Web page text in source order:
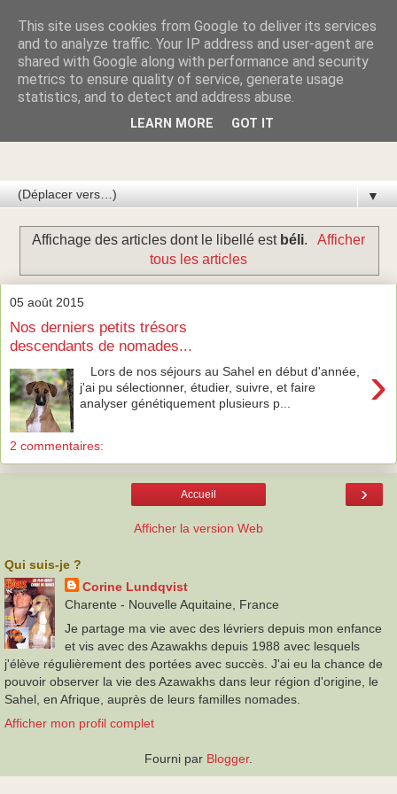
Azawakhs & Taïgans de
GARDE-ÉPÉE
▼
Affichage des articles dont le libellé est béli.
Afficher
tous les articles
05 août 2015
Nos derniers petits trésors
descendants de nomades...
›
Lors de nos séjours au Sahel en début d'année,
j'ai pu sélectionner, étudier, suivre, et faire
analyser génétiquement plusieurs p...
2 commentaires:
›
Accueil
Afficher la version Web
Qui suis-je ?
Corine Lundqvist
Charente - Nouvelle Aquitaine, France
Je partage ma vie avec des lévriers depuis mon enfance
et vis avec des Azawakhs depuis 1988 avec lesquels
j'élève régulièrement des portées avec succès. J'ai eu la chance de
pouvoir observer la vie des Azawakhs dans leur région d'origine, le
Sahel, en Afrique, auprès de leurs familles nomades.
Afficher mon profil complet
Fourni par Blogger.
This site uses cookies from Google to deliver its services
and to analyze traffic. Your IP address and user-agent are
shared with Google along with performance and security
metrics to ensure quality of service, generate usage
statistics, and to detect and address abuse.
LEARN MORE GOT IT